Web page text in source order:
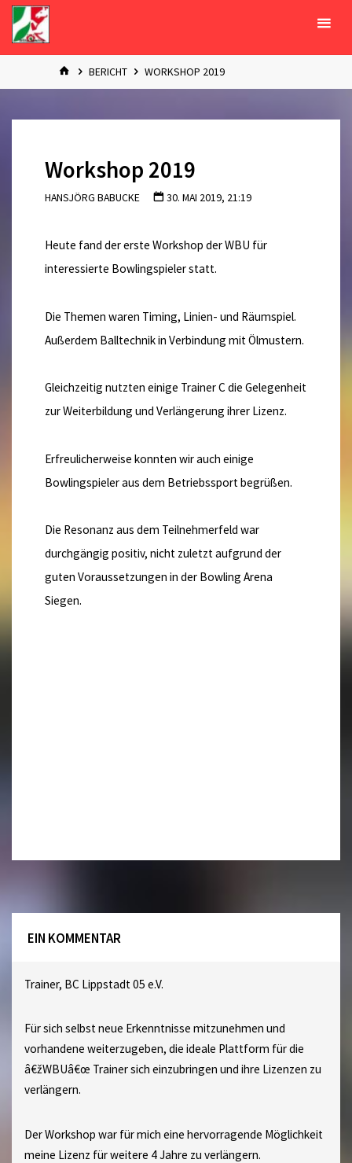
Zum
Inhalt
springen
STARTBERICHT WORKSHOP 2019
Workshop 2019
HANSJÖRG BABUCKE 30. MAI 2019, 21:19
Heute fand der erste Workshop der WBU für
interessierte Bowlingspieler statt.
Die Themen waren Timing, Linien- und Räumspiel.
Außerdem Balltechnik in Verbindung mit Ölmustern.
Gleichzeitig nutzten einige Trainer C die Gelegenheit
zur Weiterbildung und Verlängerung ihrer Lizenz.
Erfreulicherweise konnten wir auch einige
Bowlingspieler aus dem Betriebssport begrüßen.
Die Resonanz aus dem Teilnehmerfeld war
durchgängig positiv, nicht zuletzt aufgrund der
guten Voraussetzungen in der Bowling Arena
Siegen.
EIN KOMMENTAR
Trainer, BC Lippstadt 05 e.V.
Für sich selbst neue Erkenntnisse mitzunehmen und
vorhandene weiterzugeben, die ideale Plattform für die
â€žWBUâ€œ Trainer sich einzubringen und ihre Lizenzen zu
verlängern.
Der Workshop war für mich eine hervorragende Möglichkeit
meine Lizenz für weitere 4 Jahre zu verlängern.